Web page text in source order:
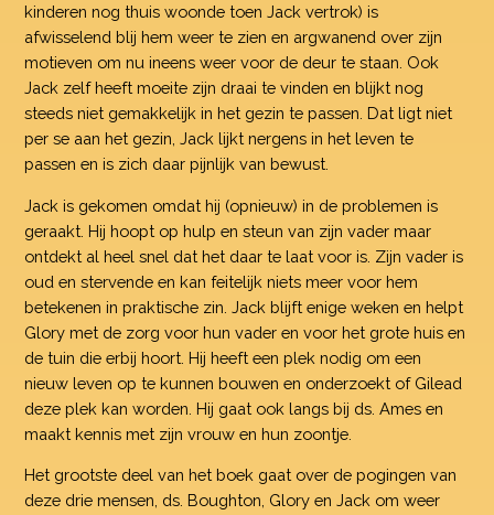
kinderen nog thuis woonde toen Jack vertrok) is
afwisselend blij hem weer te zien en argwanend over zijn
motieven om nu ineens weer voor de deur te staan. Ook
Jack zelf heeft moeite zijn draai te vinden en blijkt nog
steeds niet gemakkelijk in het gezin te passen. Dat ligt niet
per se aan het gezin, Jack lijkt nergens in het leven te
passen en is zich daar pijnlijk van bewust.
Jack is gekomen omdat hij (opnieuw) in de problemen is
geraakt. Hij hoopt op hulp en steun van zijn vader maar
ontdekt al heel snel dat het daar te laat voor is. Zijn vader is
oud en stervende en kan feitelijk niets meer voor hem
betekenen in praktische zin. Jack blijft enige weken en helpt
Glory met de zorg voor hun vader en voor het grote huis en
de tuin die erbij hoort. Hij heeft een plek nodig om een
nieuw leven op te kunnen bouwen en onderzoekt of Gilead
deze plek kan worden. Hij gaat ook langs bij ds. Ames en
maakt kennis met zijn vrouw en hun zoontje.
Het grootste deel van het boek gaat over de pogingen van
deze drie mensen, ds. Boughton, Glory en Jack om weer